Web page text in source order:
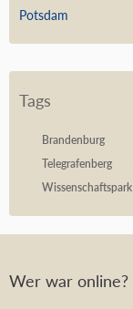
Potsdam
Tags
Brandenburg
Telegrafenberg
Wissenschaftspark
Wer war online?